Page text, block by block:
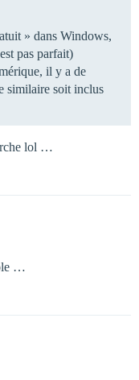
» dans Windows,
pas parfait)
il y a de
similaire soit inclus
lol …
…